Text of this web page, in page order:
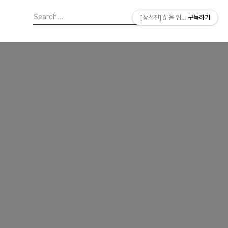
[장선진] 삶을 위한 소프트웨어
구독하기